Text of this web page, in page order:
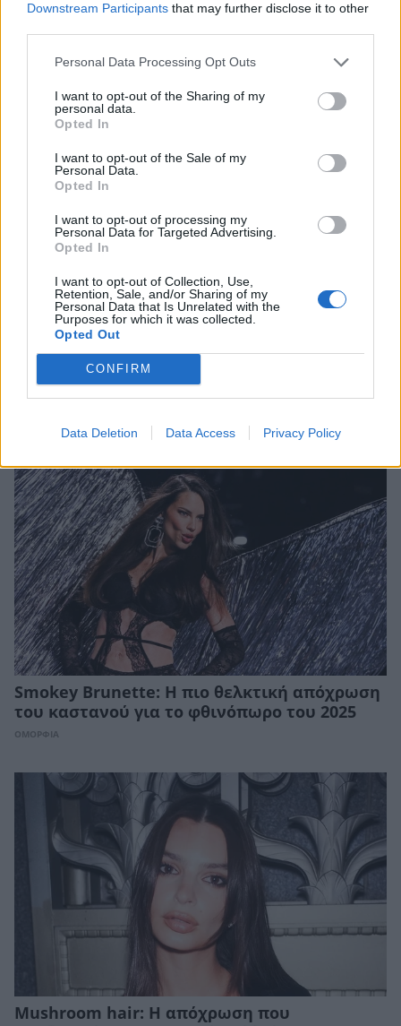
Downstream Participants that may further disclose it to other
Personal Data Processing Opt Outs
I want to opt-out of the Sharing of my
personal data.
Opted In
I want to opt-out of the Sale of my
Personal Data.
Opted In
I want to opt-out of processing my
Personal Data for Targeted Advertising.
Opted In
I want to opt-out of Collection, Use,
Retention, Sale, and/or Sharing of my
Personal Data that Is Unrelated with the
Purposes for which it was collected.
Opted Out
CONFIRM
Data Deletion Data Access Privacy Policy
Melted Chocolate Brown: Η πλούσια καστανή
βάθος
ΟΜΟΡΦΙΑ
Champagne Blonde: Η πιο πολυτελής εκδοχή
Smokey Brunette: Η πιο θελκτική απόχρωση
του καστανού για το φθινόπωρο του 2025
ΟΜΟΡΦΙΑ
Mushroom hair: Η απόχρωση που